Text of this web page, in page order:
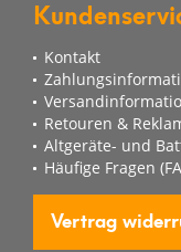
Kontakt
Retouren &
Altgeräte- und
Häufige Fragen
Vertrag